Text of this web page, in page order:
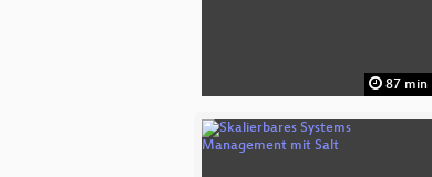
87 min